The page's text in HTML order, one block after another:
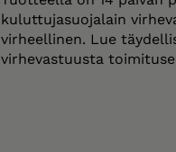
kuluttujasuojalain
virheellinen. Lue
virhevastuusta